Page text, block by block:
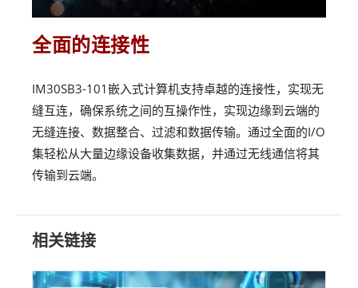
全面的连接性
IM30SB3-101嵌入式计算机支持卓越的连接性，实现无
缝互连，确保系统之间的互操作性，实现边缘到云端的
无缝连接、数据整合、过滤和数据传输。通过全面的I/O
集轻松从大量边缘设备收集数据，并通过无线通信将其
传输到云端。
相关链接